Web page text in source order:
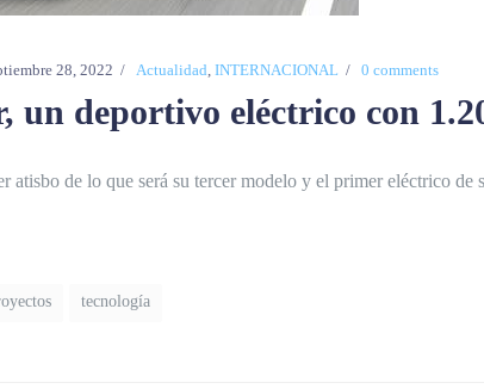
28, 2022 Actualidad, INTERNACIONAL 0 comments
un deportivo eléctrico con
atisbo de lo que será su tercer modelo y el primer eléctrico
tecnología